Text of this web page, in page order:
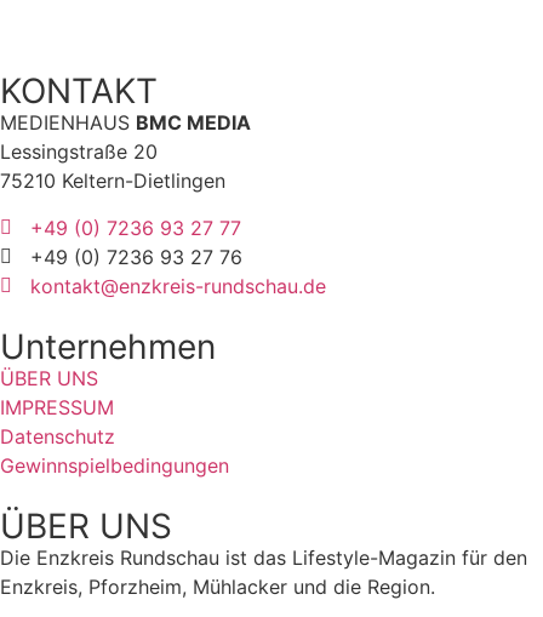
KONTAKT
MEDIENHAUS BMC MEDIA
Lessingstraße 20
75210 Keltern-Dietlingen
+49 (0) 7236 93 27 77
+49 (0) 7236 93 27 76
kontakt@enzkreis-rundschau.de
Unternehmen
ÜBER UNS
IMPRESSUM
Datenschutz
Gewinnspielbedingungen
ÜBER UNS
Die Enzkreis Rundschau ist das Lifestyle-Magazin für den
Enzkreis, Pforzheim, Mühlacker und die Region.